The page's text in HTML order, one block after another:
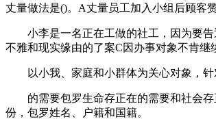
丈量做法是()。A丈量员工加入小组后顾客
小李是一名正在工做的社工，因为要告
不雅和现实缘由的了案C因办事对象不肯继
以小我、家庭和小群体为关心对象，针
的需要包罗生命存正在的需要和社会存
份，包罗姓名、户籍和国籍。